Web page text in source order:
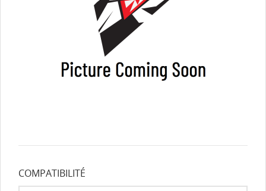
COMPATIBILITÉ